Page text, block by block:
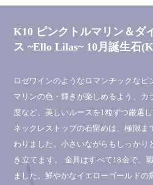
K10 ピンクトルマリン＆ダ
ス ~Ello Lilas~ 10月誕生石
ロゼワインのようなロマンチックなピ
マリンの色・輝きが楽しめるよう、カ
度など、美しいルースを1粒ずつ厳選
ネックレストップの石留めは、極限ま
わりました。小さいながらもしっかり
き立てます。 金具はすべて18金で、
ました。鮮やかなイエローゴールドの